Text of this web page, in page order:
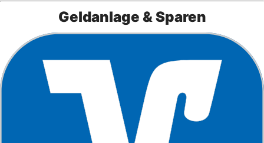
Geldanlage & Sparen